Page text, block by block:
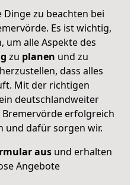
Dinge zu beachten bei
Es ist wichtig,
um alle Aspekte des
zu planen und zu
dass alles
Mit der richtigen
deutschlandweiter
erfolgreich
dafür sorgen wir.
ausund erhalten
Angebote